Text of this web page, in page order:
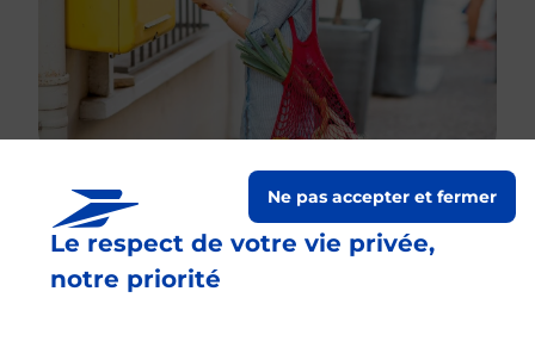
Le respect de votre vie privée,
notre priorité
Ne pas accepter et fermer
Boîte aux lettres La Poste
Le lien s'ouvre dans un nouvel onglet